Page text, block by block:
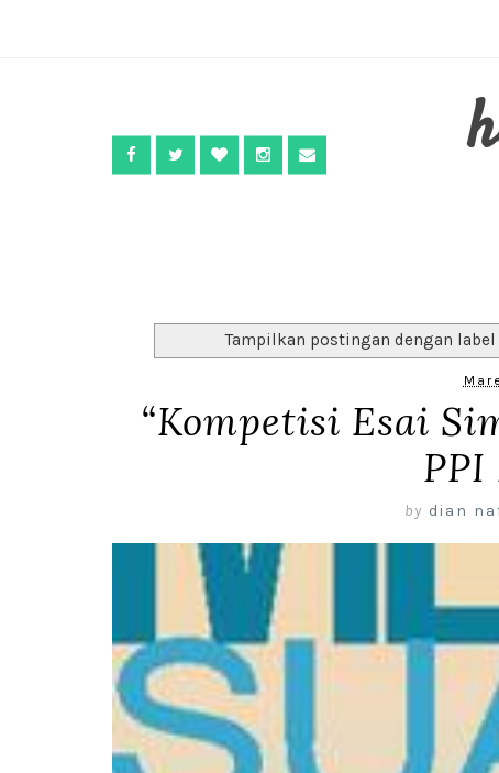
Tampilkan postingan dengan label
“Kompetisi Esai
PPI
by dian